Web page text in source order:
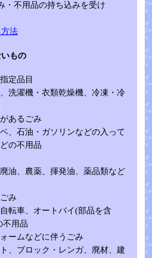
・不用品の持ち込みを受け
法
もの
定品目
洗濯機・衣類乾燥機、冷凍・冷
あるごみ
、石油・ガソリンなどの入って
の不用品
油、農薬、揮発油、薬品類など
み
転車、オートバイ(部品を含
不用品
ームなどに伴うごみ
、ブロック・レンガ、廃材、建